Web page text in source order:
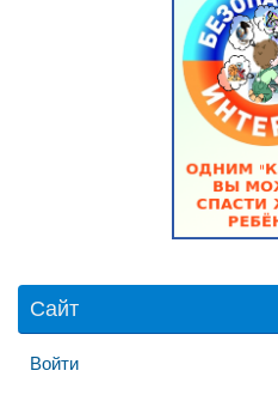
Сайт
Войти